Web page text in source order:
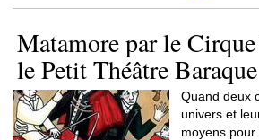
Matamore par le
le Petit Théâtre Baraque
Quand deux
univers et
moyens